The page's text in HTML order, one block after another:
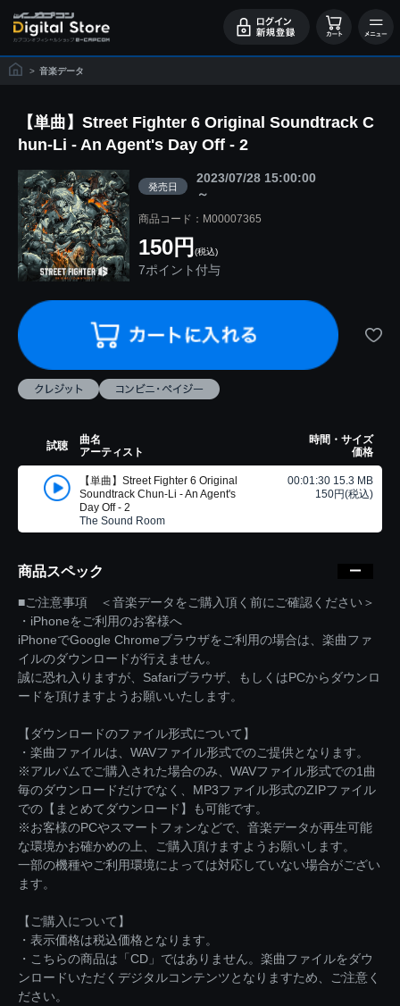
> 音楽データ
【単曲】Street Fighter 6 Original Soundtrack C
hun-Li - An Agent's Day Off - 2
発売日
2023/07/28 15:00:00
～
商品コード：M00007365
150円 (税込)
7ポイント付与
試聴
曲名
アーティスト
時間・サイズ
価格
【単曲】Street Fighter 6 Original
Soundtrack Chun-Li - An Agent's
Day Off - 2
The Sound Room
00:01:30 15.3 MB
150円(税込)
商品スペック
■ご注意事項 ＜音楽データをご購入頂く前にご確認ください＞
・iPhoneをご利用のお客様へ
iPhoneでGoogle Chromeブラウザをご利用の場合は、楽曲ファ
イルのダウンロードが行えません。
誠に恐れ入りますが、Safariブラウザ、もしくはPCからダウンロ
ードを頂けますようお願いいたします。
【ダウンロードのファイル形式について】
・楽曲ファイルは、WAVファイル形式でのご提供となります。
※アルバムでご購入された場合のみ、WAVファイル形式での1曲
毎のダウンロードだけでなく、MP3ファイル形式のZIPファイル
での【まとめてダウンロード】も可能です。
※お客様のPCやスマートフォンなどで、音楽データが再生可能
な環境かお確かめの上、ご購入頂けますようお願いします。
一部の機種やご利用環境によっては対応していない場合がござい
ます。
【ご購入について】
・表示価格は税込価格となります。
・こちらの商品は「CD」ではありません。楽曲ファイルをダウ
ンロードいただくデジタルコンテンツとなりますため、ご注意く
ださい。